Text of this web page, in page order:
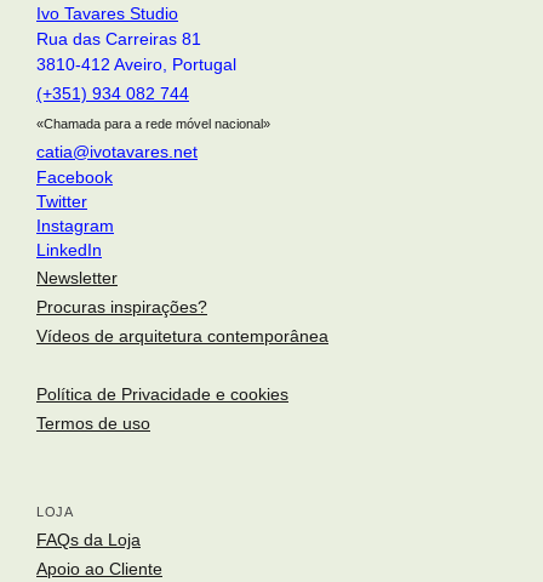
o fotógrafo
Ivo Tavares Studio
Rua das Carreiras 81
3810-412 Aveiro, Portugal
(+351) 934 082 744
«Chamada para a rede móvel nacional»
catia@ivotavares.net
Facebook
Twitter
Instagram
LinkedIn
Newsletter
Procuras inspirações?
Vídeos de arquitetura contemporânea
Política de Privacidade e cookies
Termos de uso
LOJA
FAQs da Loja
Apoio ao Cliente